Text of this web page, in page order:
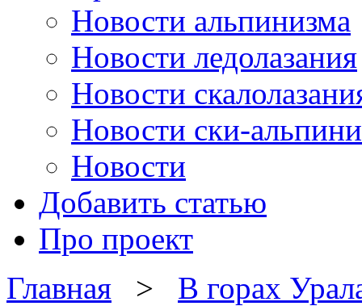
Новости альпинизма
Новости ледолазания
Новости
Новости ски-
Новости
Добавить статью
Про проект
Главная > В горах